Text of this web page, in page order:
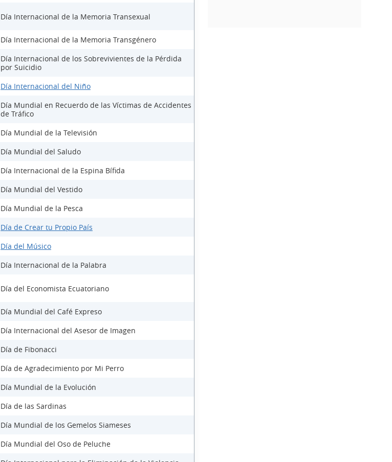
Día Internacional de la Memoria Transexual
Día Internacional de la Memoria Transgénero
Día Internacional de los Sobrevivientes de la Pérdida
por Suicidio
Día Internacional del Niño
Día Mundial en Recuerdo de las Víctimas de Accidentes
de Tráfico
Día Mundial de la Televisión
Día Mundial del Saludo
Día Internacional de la Espina Bífida
Día Mundial del Vestido
Día Mundial de la Pesca
Día de Crear tu Propio País
Día del Músico
Día Internacional de la Palabra
Día del Economista Ecuatoriano
Día Mundial del Café Expreso
Día Internacional del Asesor de Imagen
Día de Fibonacci
Día de Agradecimiento por Mi Perro
Día Mundial de la Evolución
Día de las Sardinas
Día Mundial de los Gemelos Siameses
Día Mundial del Oso de Peluche